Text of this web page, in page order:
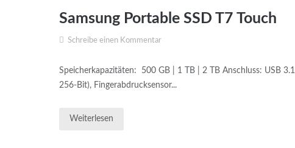
Samsung Portable SSD T7 Touch
Schreibe einen Kommentar
Speicherkapazitäten: 500 GB | 1 TB | 2 TB Anschluss: USB
256-Bit), Fingerabdrucksensor...
Weiterlesen